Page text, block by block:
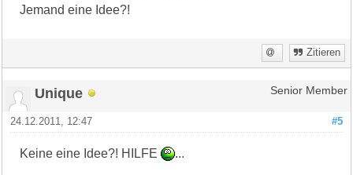
Jemand eine Idee?!
Zitieren
Unique Senior Member
#5
24.12.2011, 12:47
Keine eine Idee?! HILFE ...